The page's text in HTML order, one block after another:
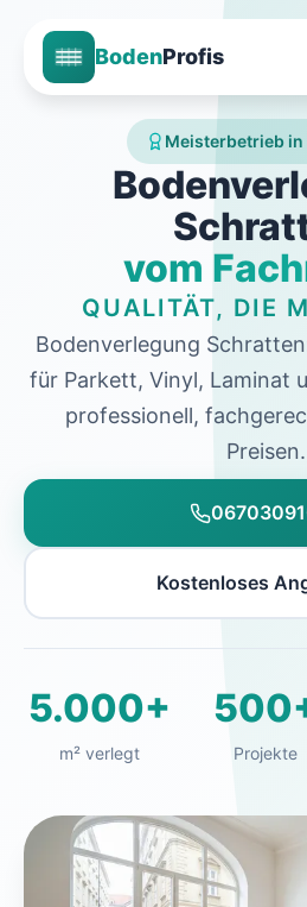
BodenProfis
Meisterbetrieb in
vom
QUALITÄT, DIE
Bodenverlegung
für Parkett, Vinyl, Laminat
professionell,
Preisen.
Kostenloses
5.000+
m² verlegt Projekte